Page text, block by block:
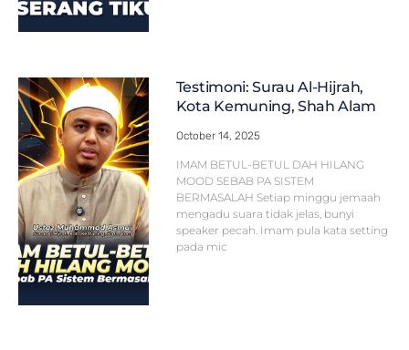
Testimoni: Surau Al-Hijrah,
Kota Kemuning, Shah Alam
October 14, 2025
IMAM BETUL-BETUL DAH HILANG
MOOD SEBAB PA SISTEM
BERMASALAH Setiap minggu jemaah
mengadu suara tidak jelas, bunyi
speaker pecah. Imam pula kata setting
pada mic